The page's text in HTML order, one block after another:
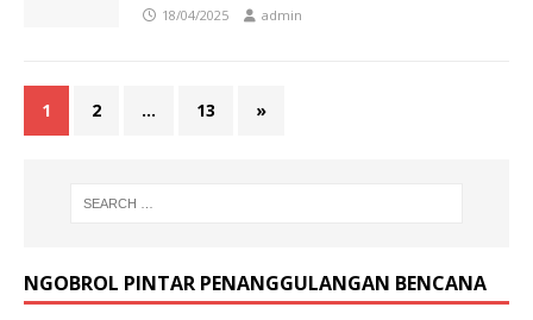
18/04/2025 admin
1 2 … 13 »
NGOBROL PINTAR PENANGGULANGAN BENCANA